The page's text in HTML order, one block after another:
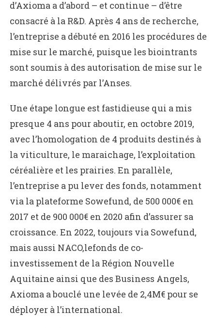
d’Axioma a d’abord – et continue – d’être
consacré à la R&D. Après 4 ans de recherche,
l’entreprise a débuté en 2016 les procédures de
mise sur le marché, puisque les biointrants
sont soumis à des autorisation de mise sur le
marché délivrés par l’Anses.
Une étape longue est fastidieuse qui a mis
presque 4 ans pour aboutir, en octobre 2019,
avec l’homologation de 4 produits destinés à
la viticulture, le maraichage, l’exploitation
céréalière et les prairies. En parallèle,
l’entreprise a pu lever des fonds, notamment
via la plateforme Sowefund, de 500 000€ en
2017 et de 900 000€ en 2020 afin d’assurer sa
croissance. En 2022, toujours via Sowefund,
mais aussi NACO,lefonds de co-
investissement de la Région Nouvelle
Aquitaine ainsi que des Business Angels,
Axioma a bouclé une levée de 2,4M€ pour se
déployer à l’international.